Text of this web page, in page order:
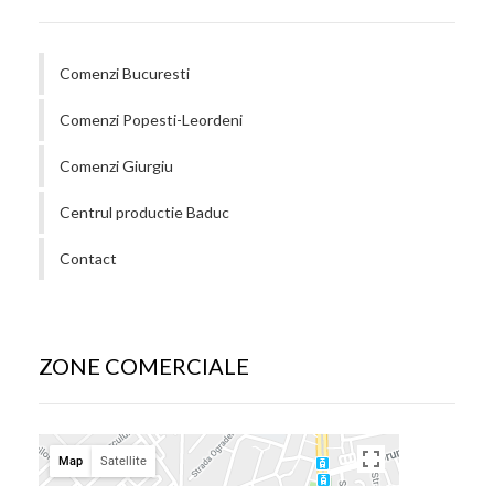
Comenzi Bucuresti
Comenzi Popesti-Leordeni
Comenzi Giurgiu
Centrul productie Baduc
Contact
ZONE COMERCIALE